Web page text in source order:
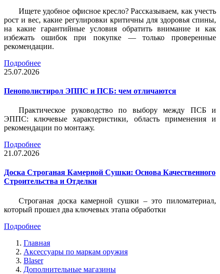
Ищете удобное офисное кресло? Рассказываем, как учесть
рост и вес, какие регулировки критичны для здоровья спины,
на какие гарантийные условия обратить внимание и как
избежать ошибок при покупке — только проверенные
рекомендации.
Подробнее
25.07.2026
Пенополистирол ЭППС и ПСБ: чем отличаются
Практическое руководство по выбору между ПСБ и
ЭППС: ключевые характеристики, область применения и
рекомендации по монтажу.
Подробнее
21.07.2026
Доска Строганая Камерной Сушки: Основа Качественного
Строительства и Отделки
Строганая доска камерной сушки – это пиломатериал,
который прошел два ключевых этапа обработки
Подробнее
Главная
Аксессуары по маркам оружия
Blaser
Дополнительные магазины